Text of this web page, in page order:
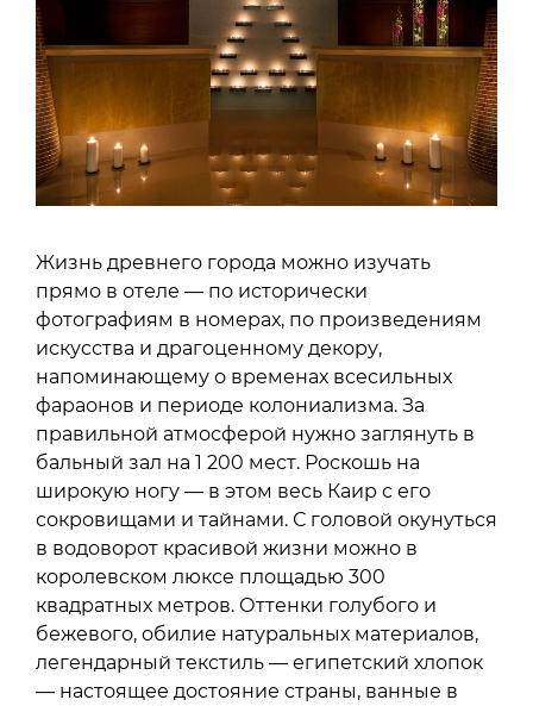
Жизнь древнего города можно изучать
прямо в отеле — по исторически
фотографиям в номерах, по произведениям
искусства и драгоценному декору,
напоминающему о временах всесильных
фараонов и периоде колониализма. За
правильной атмосферой нужно заглянуть в
бальный зал на 1 200 мест. Роскошь на
широкую ногу — в этом весь Каир с его
сокровищами и тайнами. С головой окунуться
в водоворот красивой жизни можно в
королевском люксе площадью 300
квадратных метров. Оттенки голубого и
бежевого, обилие натуральных материалов,
легендарный текстиль — египетский хлопок
— настоящее достояние страны, ванные в